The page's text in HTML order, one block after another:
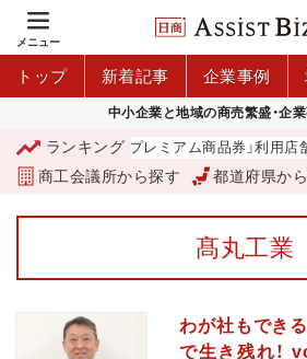
メニュー
トップ 新着記事 企業事例
中小企業と地域の商売繁盛・企業
ランキング
「青森市プレミアム商品券」利用店
商工会議所から探す 都道府県か
髙丸工業
わが社もでき
で生き残れ！